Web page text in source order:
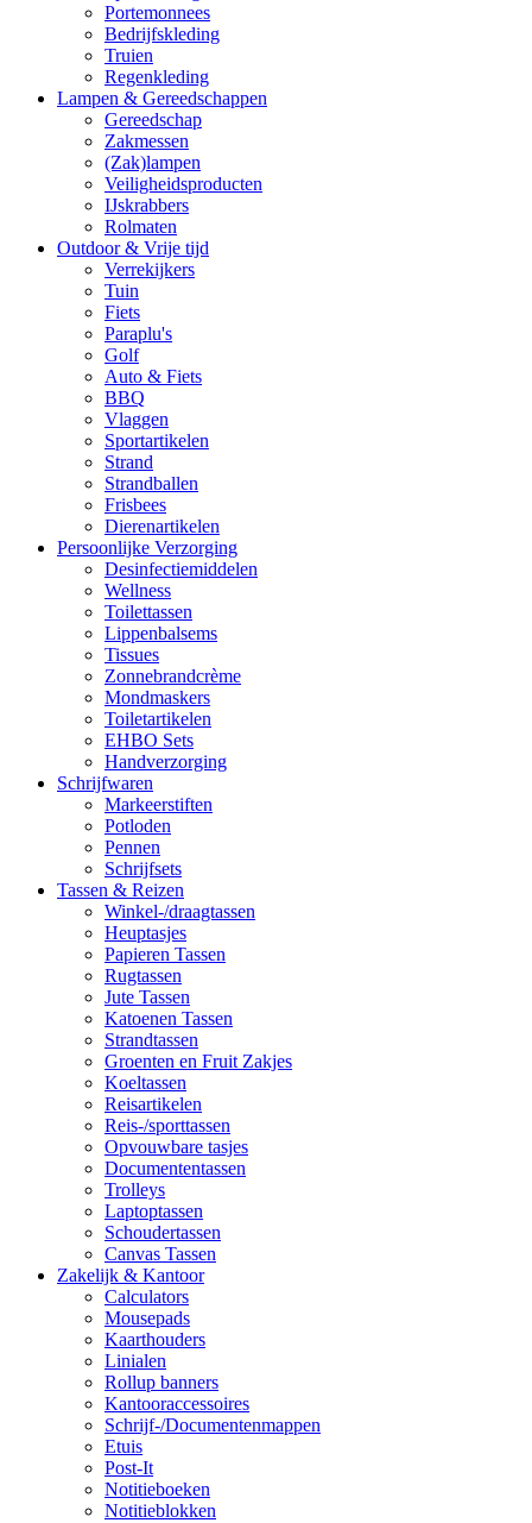
Portemonnees
Bedrijfskleding
Truien
Regenkleding
Lampen & Gereedschappen
Gereedschap
Zakmessen
(Zak)lampen
Veiligheidsproducten
IJskrabbers
Rolmaten
Outdoor & Vrije tijd
Verrekijkers
Tuin
Fiets
Paraplu's
Golf
Auto & Fiets
BBQ
Vlaggen
Sportartikelen
Strand
Strandballen
Frisbees
Dierenartikelen
Persoonlijke Verzorging
Desinfectiemiddelen
Wellness
Toilettassen
Lippenbalsems
Tissues
Zonnebrandcrème
Mondmaskers
Toiletartikelen
EHBO Sets
Handverzorging
Schrijfwaren
Markeerstiften
Potloden
Pennen
Schrijfsets
Tassen & Reizen
Winkel-/draagtassen
Heuptasjes
Papieren Tassen
Rugtassen
Jute Tassen
Katoenen Tassen
Strandtassen
Groenten en Fruit Zakjes
Koeltassen
Reisartikelen
Reis-/sporttassen
Opvouwbare tasjes
Documententassen
Trolleys
Laptoptassen
Schoudertassen
Canvas Tassen
Zakelijk & Kantoor
Calculators
Mousepads
Kaarthouders
Linialen
Rollup banners
Kantooraccessoires
Schrijf-/Documentenmappen
Etuis
Post-It
Notitieboeken
Notitieblokken